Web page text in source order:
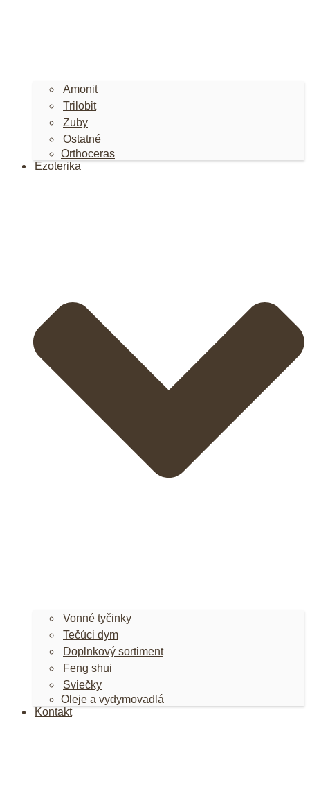
Amonit
Trilobit
Zuby
Ostatné
Orthoceras
Ezoterika
Vonné tyčinky
Tečúci dym
Doplnkový sortiment
Feng shui
Sviečky
Oleje a vydymovadlá
Kontakt